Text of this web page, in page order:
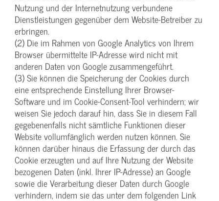
Nutzung und der Internetnutzung verbundene
Dienstleistungen gegenüber dem Website-Betreiber zu
erbringen.
(2) Die im Rahmen von Google Analytics von Ihrem
Browser übermittelte IP-Adresse wird nicht mit
anderen Daten von Google zusammengeführt.
(3) Sie können die Speicherung der Cookies durch
eine entsprechende Einstellung Ihrer Browser-
Software und im Cookie-Consent-Tool verhindern; wir
weisen Sie jedoch darauf hin, dass Sie in diesem Fall
gegebenenfalls nicht sämtliche Funktionen dieser
Website vollumfänglich werden nutzen können. Sie
können darüber hinaus die Erfassung der durch das
Cookie erzeugten und auf Ihre Nutzung der Website
bezogenen Daten (inkl. Ihrer IP-Adresse) an Google
sowie die Verarbeitung dieser Daten durch Google
verhindern, indem sie das unter dem folgenden Link